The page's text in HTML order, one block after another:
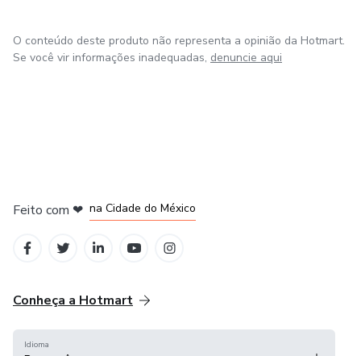
O conteúdo deste produto não representa a opinião da Hotmart.
Se você vir informações inadequadas, denuncie aqui
Feito com ❤ na Cidade do México
Conheça a Hotmart
Idioma